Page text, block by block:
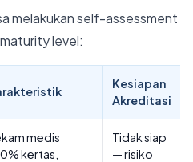
melakukan self-assessment
level:
Kesiapan
Akreditasi
medis
kertas,
Tidak siap
— risiko